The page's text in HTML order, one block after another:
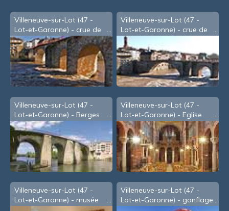
Villeneuve-sur-Lot (47 -
Lot-et-Garonne) - crue de
Janvier 2009 - b
Villeneuve-sur-Lot (47 -
Lot-et-Garonne) - crue de
Janvier 2009
Villeneuve-sur-Lot (47 -
Lot-et-Garonne) - Berges
du Lot, sous le Pont des
Cieutat
Villeneuve-sur-Lot (47 -
Lot-et-Garonne) - Eglise
Sainte Catherine
Villeneuve-sur-Lot (47 -
Lot-et-Garonne) - musée
Villeneuve-sur-Lot (47 -
Lot-et-Garonne) - gonflage